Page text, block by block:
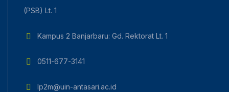
(PSB) Lt. 1
Kampus 2 Banjarbaru: Gd. Rektorat Lt. 1
0511-677-3141
lp2m@uin-antasari.ac.id